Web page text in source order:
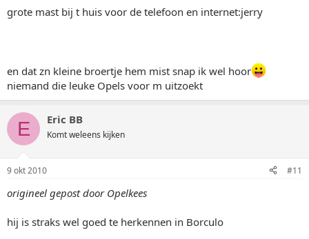
grote mast bij t huis voor de telefoon en internet:jerry
en dat zn kleine broertje hem mist snap ik wel hoor
niemand die leuke Opels voor m uitzoekt
E Eric BB
Komt weleens kijken
9 okt 2010 #11
origineel gepost door Opelkees
hij is straks wel goed te herkennen in Borculo